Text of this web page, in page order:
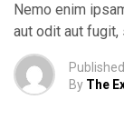
Nemo enim
aut odit aut fugit,
Published
By The